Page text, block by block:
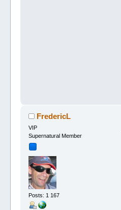
FredericL
VIP
Supernatural Member
Posts: 1 167